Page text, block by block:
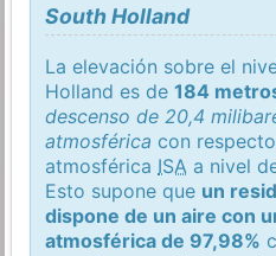
South Holland
La elevación sobre el
Holland es de184
descenso de 20,4
atmosférica con
atmosférica ISA a nivel
Esto supone que un
dispone de un aire con
atmosférica de 97,98%